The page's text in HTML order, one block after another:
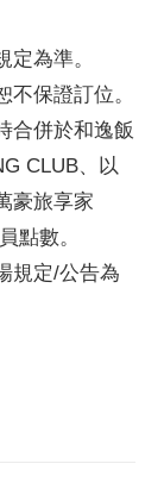
為準。
保證訂位。
合併於和逸飯
CLUB、以
豪旅享家
點數。
規定/公告為